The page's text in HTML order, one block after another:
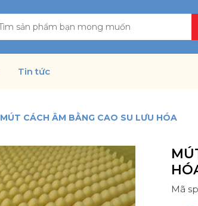
Tin tức
MÚT CÁCH ÂM BẰNG CAO SU LƯU HÓA
Mã